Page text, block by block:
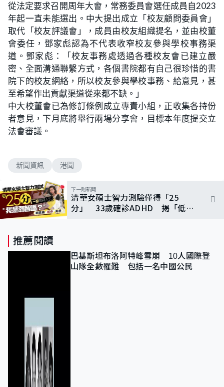
從法定要求召開周年大會，常務委員會選任成員自2023
年起一直未能選出。中大提出成立「校友顧問委員會」
取代「校友評議會」，成員由校友組織提名，並由校董
會委任，鄧家彪認為不代表收窄校友參與學校事務渠
道。鄧家彪：「校友事務處透過各種校友會已建立嚴
密、全面溝通聯繫方式，各個書院都有自己很珍惜的書
院下的校友網絡，所以校友參與學校事務、給意見，甚
至希望作出貢獻渠道從來都不缺。」
中大校董會已為修訂條例成立專責小組，正收集各持份
者意見，下月底將舉行兩場分享會，目標本年度提交立
法會審議。
新聞資訊 港聞
下一則新聞
清華女碩士智力測驗僅得「25
分」 33歲確診ADHD 揭「低
推薦閱讀
巴基斯坦布洛阿特峰雪崩 10人國際登
山隊全數罹難 包括一名中國公民